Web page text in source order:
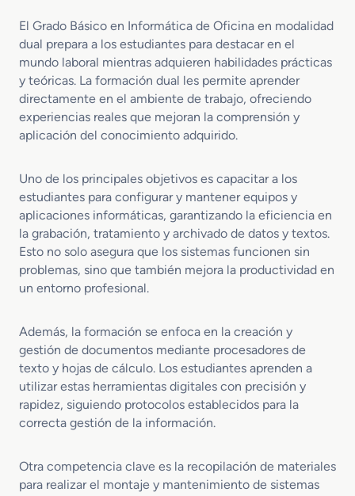
El Grado Básico en Informática de Oficina en modalidad
dual prepara a los estudiantes para destacar en el
mundo laboral mientras adquieren habilidades prácticas
y teóricas. La formación dual les permite aprender
directamente en el ambiente de trabajo, ofreciendo
experiencias reales que mejoran la comprensión y
aplicación del conocimiento adquirido.
Uno de los principales objetivos es capacitar a los
estudiantes para configurar y mantener equipos y
aplicaciones informáticas, garantizando la eficiencia en
la grabación, tratamiento y archivado de datos y textos.
Esto no solo asegura que los sistemas funcionen sin
problemas, sino que también mejora la productividad en
un entorno profesional.
Además, la formación se enfoca en la creación y
gestión de documentos mediante procesadores de
texto y hojas de cálculo. Los estudiantes aprenden a
utilizar estas herramientas digitales con precisión y
rapidez, siguiendo protocolos establecidos para la
correcta gestión de la información.
Otra competencia clave es la recopilación de materiales
para realizar el montaje y mantenimiento de sistemas